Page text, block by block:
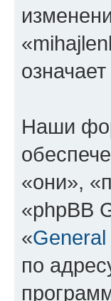
Наши
«они»,
«phpBB
«
по